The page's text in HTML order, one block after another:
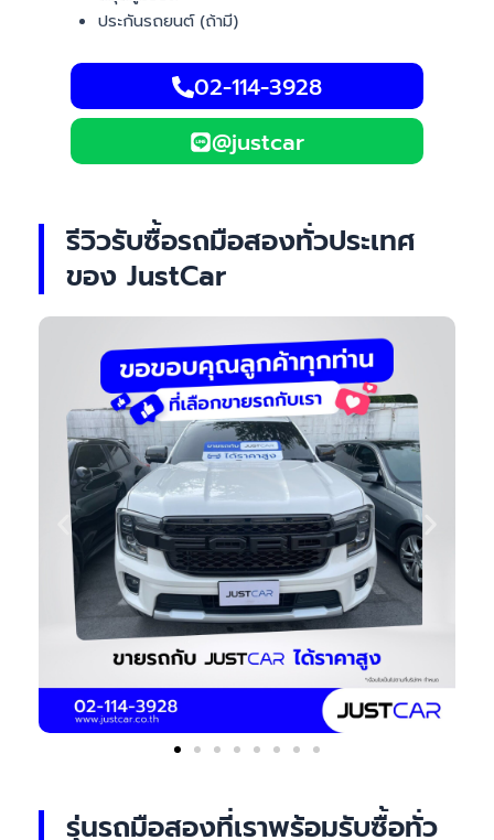
ประกันรถยนต์ (ถ้ามี)
02-114-3928
@justcar
รีวิวรับซื้อรถมือสองทั่วประเทศ
ของ JustCar
รุ่นรถมือสองที่เราพร้อมรับซื้อทั่ว